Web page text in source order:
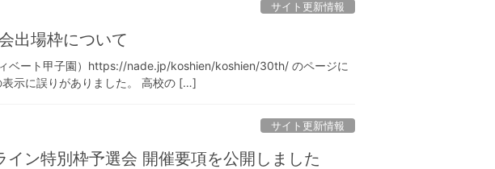
サイト更新情報
出場枠について
ベート甲子園）https://nade.jp/koshien/koshien/30th/ のページに
示に誤りがありました。 高校の […]
サイト更新情報
ン特別枠予選会 開催要項を公開しました